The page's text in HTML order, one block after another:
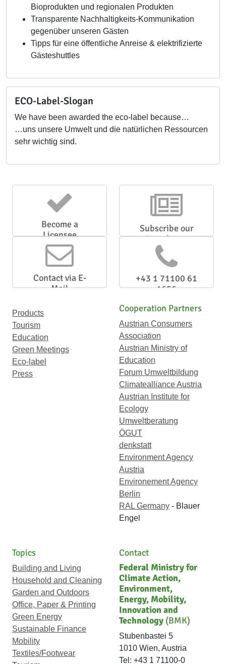
Bioprodukten und regionalen Produkten
Transparente Nachhaltigkeits-Kommunikation
gegenüber unseren Gästen
Tipps für eine öffentliche Anreise & elektrifizierte
Gästeshuttles
ECO-Label-Slogan
We have been awarded the eco-label because…
…uns unsere Umwelt und die natürlichen Ressourcen
sehr wichtig sind.
Become a
Licensee
Subscribe our
Newsletter
Contact via E-
Mail
+43 1 71100 61
1656
Products
Tourism
Education
Green Meetings
Eco-label
Press
Cooperation Partners
Austrian Consumers
Association
Austrian Ministry of
Education
Forum Umweltbildung
Climatealliance Austria
Austrian Institute for
Ecology
Umweltberatung
ÖGUT
denkstatt
Environment Agency
Austria
Environement Agency
Berlin
RAL Germany - Blauer
Engel
Topics
Building and Living
Household and Cleaning
Garden and Outdoors
Office, Paper & Printing
Green Energy
Sustainable Finance
Mobility
Textiles/Footwear
Contact
Federal Ministry for
Climate Action,
Environment,
Energy, Mobility,
Innovation and
Technology (BMK)
Stubenbastei 5
1010 Wien, Austria
Tel: +43 1 71100-0